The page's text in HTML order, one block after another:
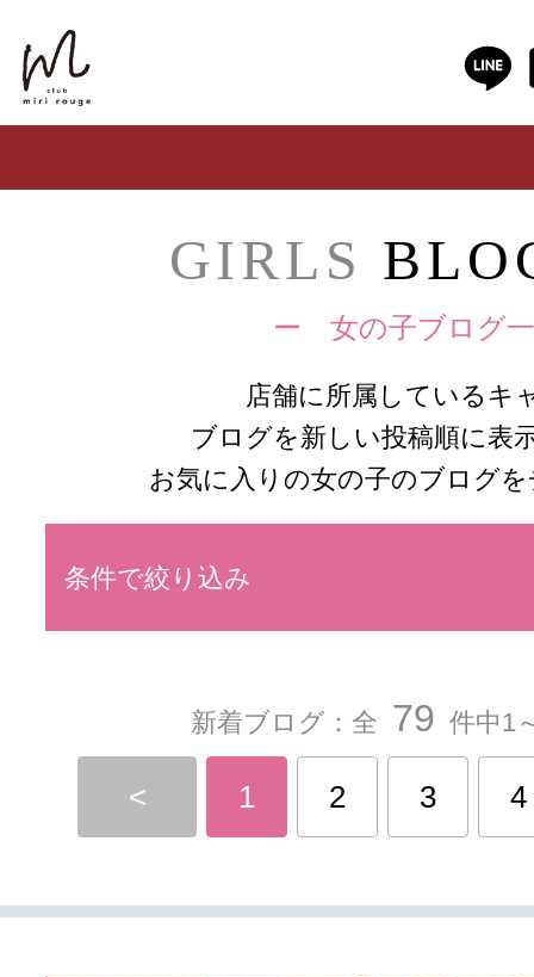
GIRLS
ー 女の子ブログ
店舗に所属しているキ
ブログを新しい投稿順に表
お気に入りの女の子のブログ
条件で絞り込み
新着ブログ：全 79 件中1
< 1 2 3 4